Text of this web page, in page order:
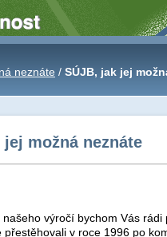
neznáte / SÚJB, jak jej
jej možná neznáte
našeho výročí bychom Vás rádi
přestěhovali v roce 1996 po